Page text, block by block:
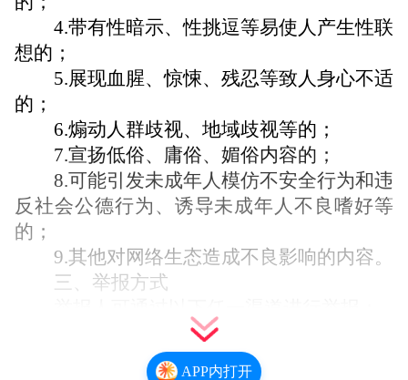
4.带有性暗示、性挑逗等易使人产生性联
想的；
5.展现血腥、惊悚、残忍等致人身心不适
的；
6.煽动人群歧视、地域歧视等的；
7.宣扬低俗、庸俗、媚俗内容的；
8.可能引发未成年人模仿不安全行为和违
反社会公德行为、诱导未成年人不良嗜好等
的；
9.其他对网络生态造成不良影响的内容。
三、举报方式
1.平台内入口：进入你想要举报的内容页
面，点击右上角的【…】，找到「举报」按
APP内打开